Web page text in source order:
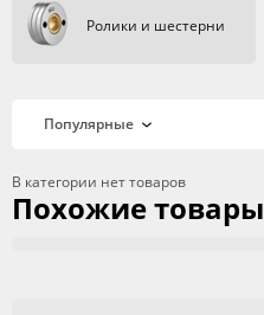
Ролики и шестерни
В категории нет товаров
Похожие товары